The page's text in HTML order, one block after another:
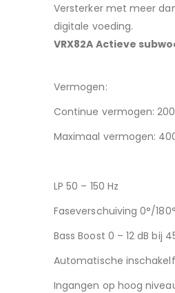
Versterker met meer
digitale voeding.
VRX82A Actieve
Vermogen:
Continue vermogen:
Maximaal vermogen:
LP 50 – 150 Hz
Faseverschuiving 0°/180°
Bass Boost 0 – 12 dB bij
Automatische
Ingangen op hoog